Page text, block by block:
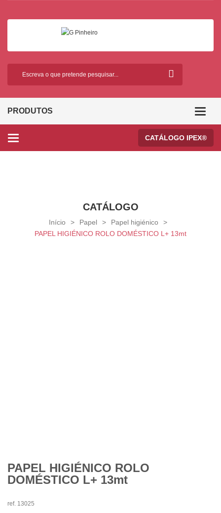
PRODUTOS
Categories CATÁLOGO IPEX®
CATÁLOGO
Início > Papel > Papel higiénico
>
PAPEL HIGIÉNICO ROLO DOMÉSTICO L+ 13mt
PAPEL HIGIÉNICO ROLO
DOMÉSTICO L+ 13mt
ref. 13025